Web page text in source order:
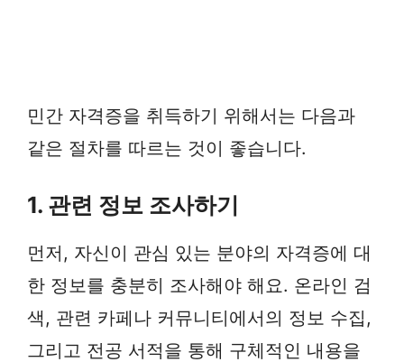
민간 자격증을 취득하기 위해서는 다음과
같은 절차를 따르는 것이 좋습니다.
1. 관련 정보 조사하기
먼저, 자신이 관심 있는 분야의 자격증에 대
한 정보를 충분히 조사해야 해요. 온라인 검
색, 관련 카페나 커뮤니티에서의 정보 수집,
그리고 전공 서적을 통해 구체적인 내용을